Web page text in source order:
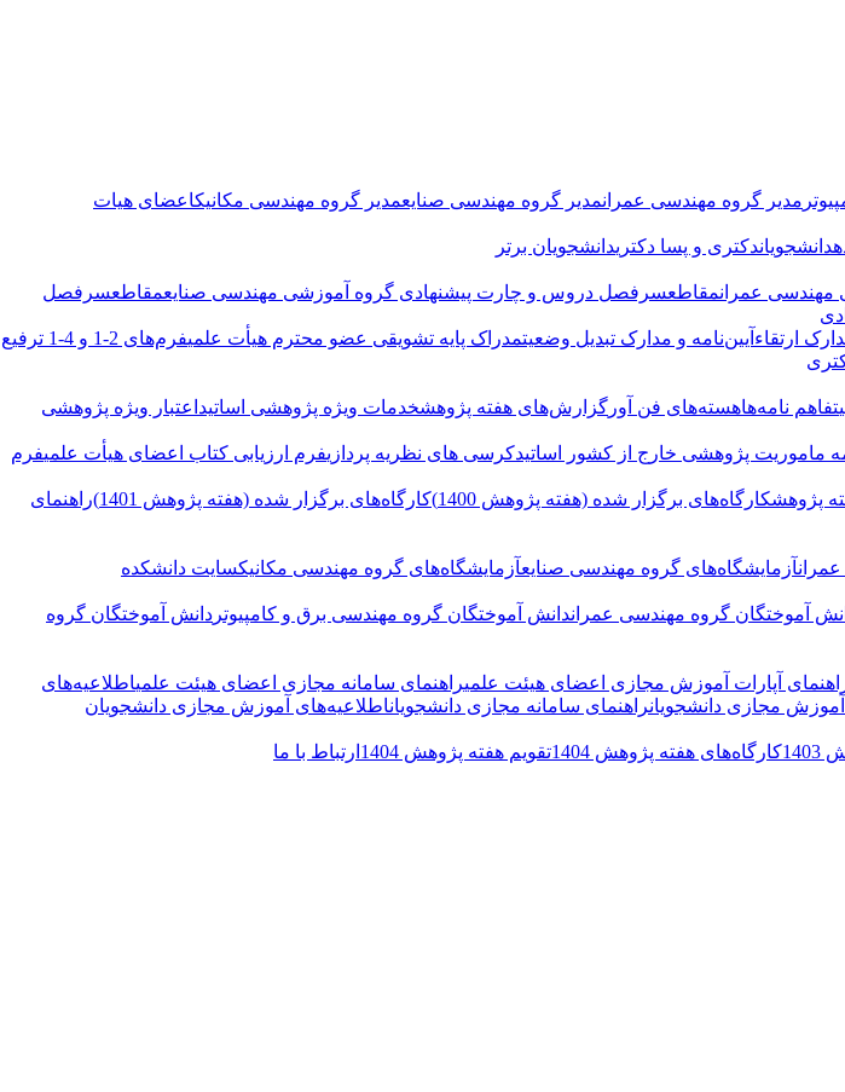
مدیر گروه مهندسی عمرانمدیر گروه مهندسی صنایعمدیر گروه مهندسی مکانیکاعضای هیات
دانشجویاندکتری و پسا دکتریدانشجویان برتر
مهندسی عمرانمقاطعسرفصل دروس و چارت پیشنهادی گروه آموزشی مهندسی صنایعمقاطعسرفصل
ارتقاء آیین‌نامه و مدارک تبدیل وضعیتمدراک پایه تشویقی عضو محترم هیأت علمی
فرم‌های 2-1 و 4-1 ترفیع
تفاهم نامه‌هاهسته‌های فن آور گزارش‌های هفته پژوهشخدمات ویژه پژوهشی اساتید اعتبار ویژه پژوهشی
ماموریت پژوهشی خارج از کشور اساتیدکرسی های نظریه پردازیفرم ارزیابی کتاب اعضای هیأت علمیفرم
پژوهشکارگاه‌های برگزار شده (هفته پژوهش 1400) کارگاه‌های برگزار شده (هفته پژوهش 1401)
راهنمای
آزمایشگاه‌های گروه مهندسی صنایعآزمایشگاه‌های گروه مهندسی مکانیکسایت دانشکده
آموختگان گروه مهندسی عمراندانش آموختگان گروه مهندسی برق و کامپیوتر دانش آموختگان گروه
آپارات آموزش مجازی اعضای هیئت علمیراهنمای سامانه مجازی اعضای هیئت علمیاطلاعیه‌‌های
آموزش مجازی دانشجویانراهنمای سامانه مجازی دانشجویاناطلاعیه‌‌های آموزش مجازی دانشجویان
کارگاه‌های هفته پژوهش 1404 تقویم هفته پژوهش 1404
ارتباط با ما